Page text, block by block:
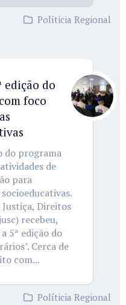
Políticia Regional
edição do
foco
do programa
de
para
Direitos
recebeu,
5ª edição do
Cerca de
com...
Políticia Regional